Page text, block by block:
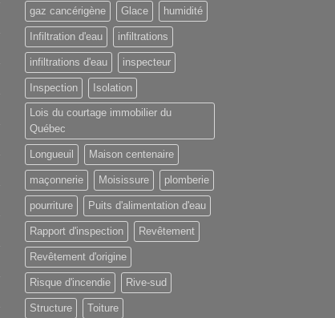
gaz cancérigène Glace humidité
Infiltration d'eau infiltrations
infiltrations d'eau inspecteur
Inspection Isolation
Lois du courtage immobilier du
Québec
Longueuil Maison centenaire
maçonnerie Moisissure plomberie
pourriture Puits d'alimentation d'eau
Rapport d'inspection Revêtement
Revêtement d'origine
Risque d'incendie Rive-sud
Structure Toiture